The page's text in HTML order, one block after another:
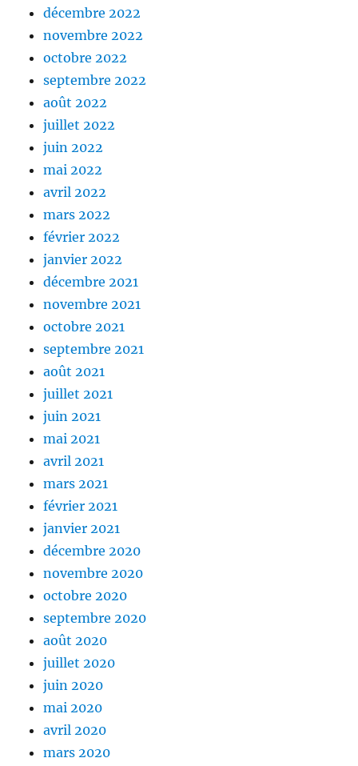
décembre 2022
novembre 2022
octobre 2022
septembre 2022
août 2022
juillet 2022
juin 2022
mai 2022
avril 2022
mars 2022
février 2022
janvier 2022
décembre 2021
novembre 2021
octobre 2021
septembre 2021
août 2021
juillet 2021
juin 2021
mai 2021
avril 2021
mars 2021
février 2021
janvier 2021
décembre 2020
novembre 2020
octobre 2020
septembre 2020
août 2020
juillet 2020
juin 2020
mai 2020
avril 2020
mars 2020